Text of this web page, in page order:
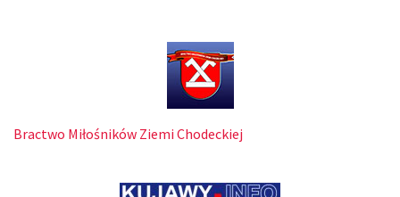
Bractwo Miłośników Ziemi Chodeckiej